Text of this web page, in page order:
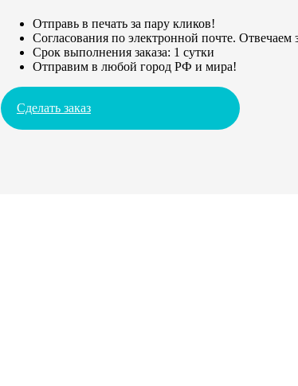
Отправь в печать за пару кликов!
Согласования по электронной почте. Отвечаем
Срок выполнения заказа: 1 сутки
Отправим в любой город РФ и мира!
Сделать заказ